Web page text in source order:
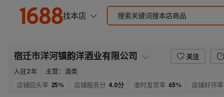
宿迁市洋河镇韵洋酒业有限公司 关注
入驻2年 主营： 酒类
店铺回头率 25% 店铺服务分 4.0分 准时发货率 65% 店铺好评率